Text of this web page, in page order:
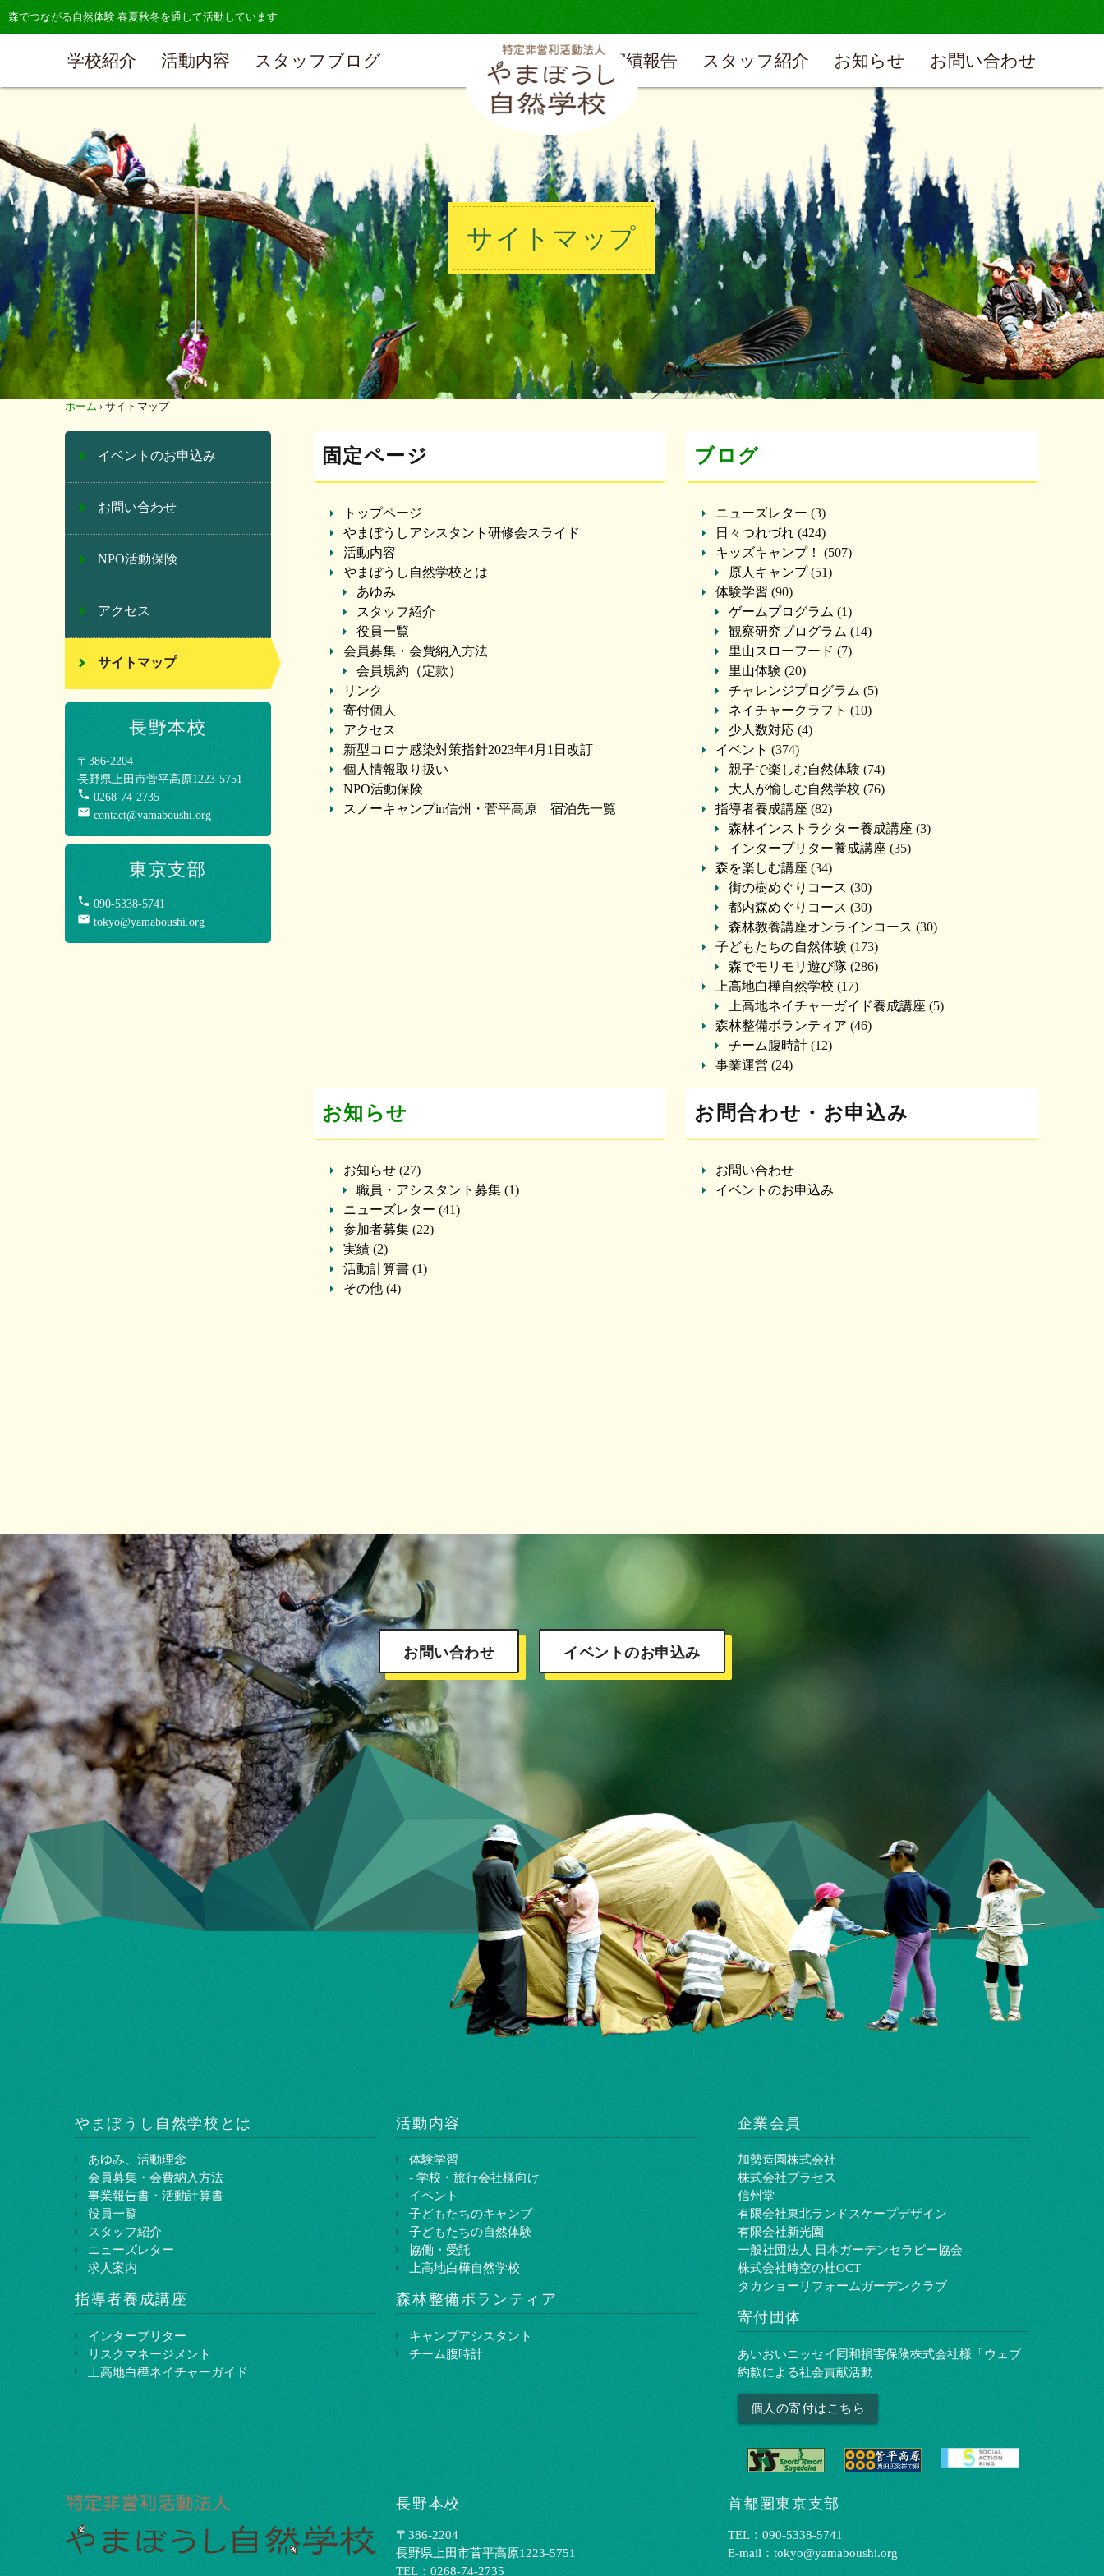
森でつながる自然体験 春夏秋冬を通して活動しています
学校紹介 活動内容 スタッフブログ 実績報告 スタッフ紹介 お知らせ お問い合わせ
サイトマップ
ホーム › サイトマップ
固定ページ
トップページ
やまぼうしアシスタント研修会スライド
活動内容
やまぼうし自然学校とは
あゆみ
スタッフ紹介
役員一覧
会員募集・会費納入方法
会員規約（定款）
リンク
寄付個人
アクセス
新型コロナ感染対策指針2023年4月1日改訂
個人情報取り扱い
NPO活動保険
スノーキャンプin信州・菅平高原 宿泊先一覧
ブログ
ニューズレター (3)
日々つれづれ (424)
キッズキャンプ！
(507)
原人キャンプ(51)
体験学習 (90)
ゲームプログラム (1)
観察研究プログラム (14)
里山スローフード (7)
里山体験 (20)
チャレンジプログラム (5)
ネイチャークラフト (10)
少人数対応 (4)
イベント (374)
親子で楽しむ自然体験 (74)
大人が愉しむ自然学校 (76)
指導者養成講座 (82)
森林インストラクター養成講座 (3)
インタープリター養成講座 (35)
森を楽しむ講座 (34)
街の樹めぐりコース (30)
都内森めぐりコース (30)
森林教養講座オンラインコース (30)
子どもたちの自然体験 (173)
森でモリモリ遊び隊 (286)
上高地白樺自然学校 (17)
上高地ネイチャーガイド養成講座 (5)
森林整備ボランティア (46)
チーム腹時計 (12)
事業運営 (24)
お知らせ
お知らせ(27)
職員・アシスタント募集(1)
ニューズレター (41)
参加者募集(22)
実績(2)
活動計算書(1)
その他(4)
お問合わせ・お申込み
お問い合わせ
イベントのお申込み
イベントのお申込み
お問い合わせ
NPO活動保険
アクセス
サイトマップ
長野本校
〒386-2204
長野県上田市菅平高原1223-5751
phone 0268-74-2735
mail contact@yamaboushi.org
東京支部
phone 090-5338-5741
mail tokyo@yamaboushi.org
お問い合わせ イベントのお申込み
やまぼうし⾃然学校とは
あゆみ、活動理念
会員募集・会費納入方法
事業報告書・活動計算書
役員一覧
スタッフ紹介
ニューズレター
求人案内
活動内容
体験学習
- 学校・旅行会社様向け
イベント
子どもたちのキャンプ
子どもたちの自然体験
協働・受託
上高地白樺自然学校
指導者養成講座
インタープリター
リスクマネージメント
上⾼地⽩樺ネイチャーガイド
森林整備ボランティア
キャンプアシスタント
チーム腹時計
企業会員
加勢造園株式会社
株式会社プラセス
信州堂
有限会社東北ランドスケープデザイン
有限会社新光園
一般社団法人 日本ガーデンセラピー協会
株式会社時空の杜OCT
タカショーリフォームガーデンクラブ
寄付団体
あいおいニッセイ同和損害保険株式会社様「ウェブ
約款による社会貢献活動
個人の寄付はこちら
長野本校
〒386-2204
⻑野県上⽥市菅平⾼原1223-5751
TEL：0268-74-2735
首都圏東京支部
TEL：090-5338-5741
E-mail：tokyo@yamaboushi.org